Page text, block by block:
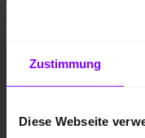
Zustimmung
Diese Webseite